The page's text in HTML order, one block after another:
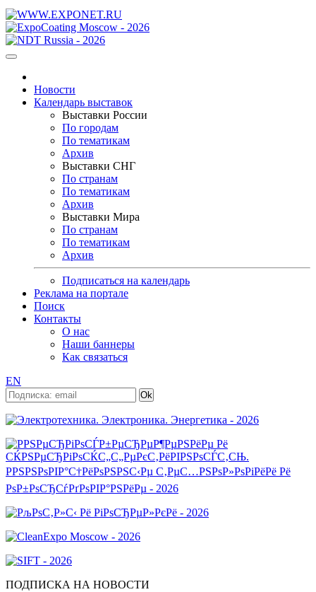
Новости
Календарь выставок
Выставки России
По городам
По тематикам
Архив
Выставки СНГ
По странам
По тематикам
Архив
Выставки Мира
По странам
По тематикам
Архив
Подписаться на календарь
Реклама на портале
Поиск
Контакты
О нас
Наши баннеры
Как связаться
EN
ПОДПИСКА НА НОВОСТИ